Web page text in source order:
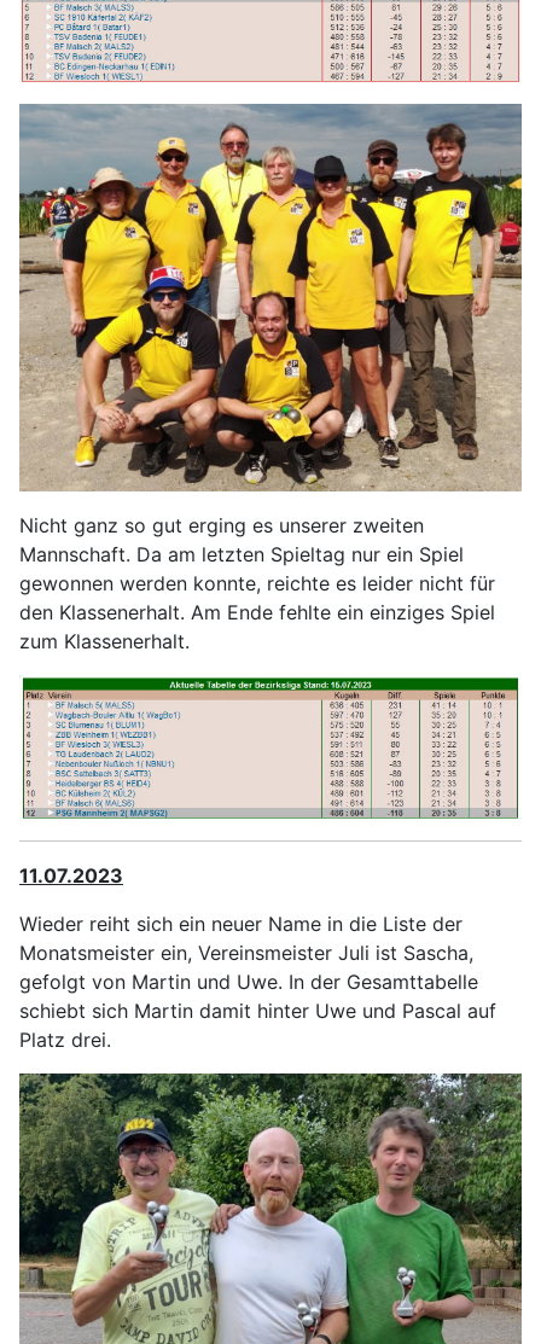
Nicht ganz so gut erging es unserer zweiten
Mannschaft. Da am letzten Spieltag nur ein Spiel
gewonnen werden konnte, reichte es leider nicht für
den Klassenerhalt. Am Ende fehlte ein einziges Spiel
zum Klassenerhalt.
11.07.2023
Wieder reiht sich ein neuer Name in die Liste der
Monatsmeister ein, Vereinsmeister Juli ist Sascha,
gefolgt von Martin und Uwe. In der Gesamttabelle
schiebt sich Martin damit hinter Uwe und Pascal auf
Platz drei.